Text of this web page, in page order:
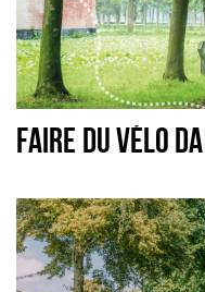
FAIRE DU VÉLO